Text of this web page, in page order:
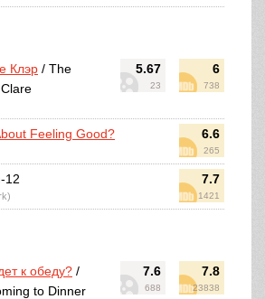
5.67
23
6
738
Клэр / The
6.6
265
Feeling Good?
7.7
1421
12
7.6
688
7.8
23838
к обеду? /
to Dinner